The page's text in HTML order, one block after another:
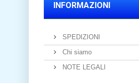
INFORMAZIONI
SPEDIZIONI
Chi siamo
NOTE LEGALI